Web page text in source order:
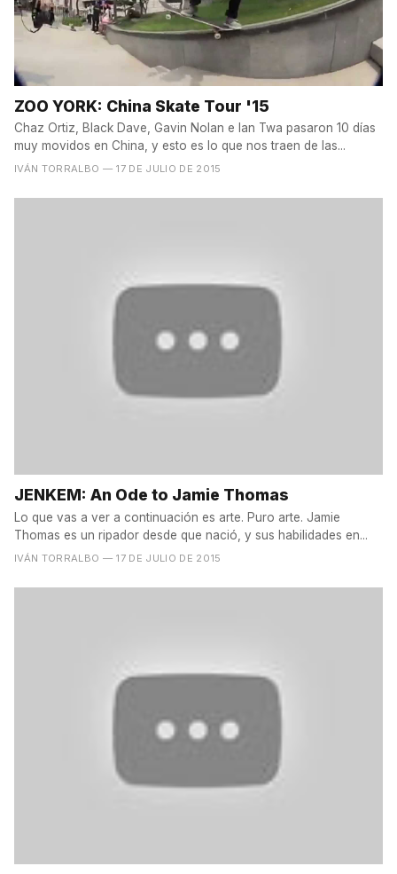
ZOO YORK: China Skate Tour '15
Chaz Ortiz, Black Dave, Gavin Nolan e Ian Twa pasaron 10 días
muy movidos en China, y esto es lo que nos traen de las...
IVÁN TORRALBO — 17 DE JULIO DE 2015
JENKEM: An Ode to Jamie Thomas
Lo que vas a ver a continuación es arte. Puro arte. Jamie
Thomas es un ripador desde que nació, y sus habilidades en...
IVÁN TORRALBO — 17 DE JULIO DE 2015